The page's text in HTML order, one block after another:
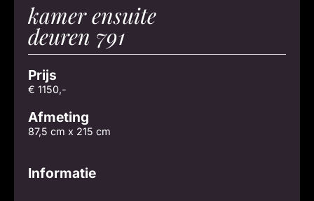
kamer ensuite
deuren 791
Prijs
€ 1150,-
Afmeting
87,5 cm x 215 cm
Informatie